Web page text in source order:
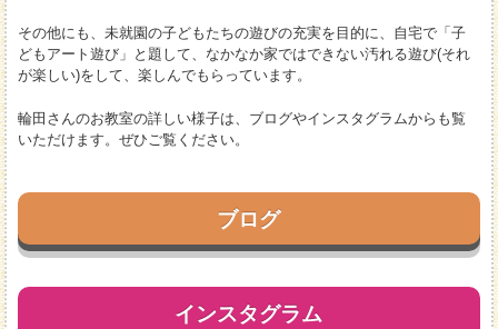
その他にも、未就園の子どもたちの遊びの充実を目的に、自宅で「子
どもアート遊び」と題して、なかなか家ではできない汚れる遊び(それ
が楽しい)をして、楽しんでもらっています。
輪田さんのお教室の詳しい様子は、ブログやインスタグラムからも覧
いただけます。ぜひご覧ください。
ブログ
インスタグラム